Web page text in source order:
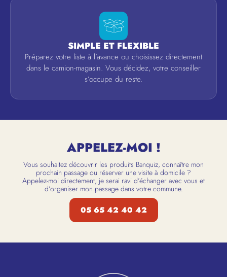
SIMPLE ET FLEXIBLE
Préparez votre liste à l’avance ou choisissez directement
dans le camion-magasin. Vous décidez, votre conseiller
s’occupe du reste.
APPELEZ-MOI !
Vous souhaitez découvrir les produits Banquiz, connaître mon
prochain passage ou réserver une visite à domicile ?
Appelez-moi directement, je serai ravi d’échanger avec vous et
d’organiser mon passage dans votre commune.
05 65 42 40 42